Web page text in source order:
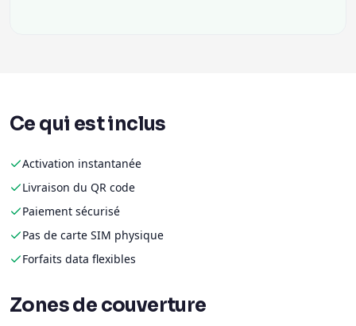
Ce qui est inclus
Activation instantanée
Livraison du QR code
Paiement sécurisé
Pas de carte SIM physique
Forfaits data flexibles
Zones de couverture